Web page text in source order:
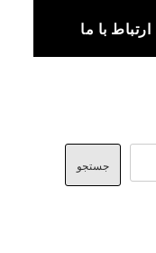
ارتباط با ما
جستجو